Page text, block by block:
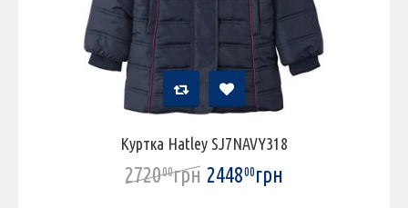
Куртка Hatley SJ7NAVY318
272000грн 244800грн